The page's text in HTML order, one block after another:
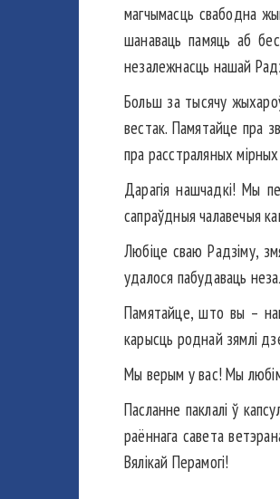
магчымасць свабодна
шанаваць памяць аб
незалежнасць нашай
Больш за тысячу
вестак. Памятайце пра
пра расстраляных
Дарагія нашчадкі! Мы
сапраўдныя чалавечыя
Любіце сваю Радзіму,
удалося пабудаваць
Памятайце, што вы –
карысць роднай зямлі
Мы верым у вас! Мы
Пасланне паклалі ў
раённага савета
Вялікай Перамогі!